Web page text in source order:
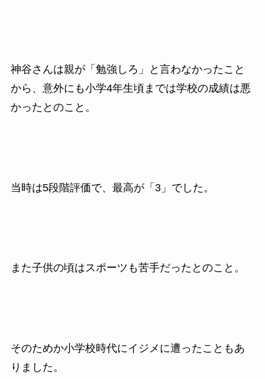
神谷さんは親が「勉強しろ」と言わなかったこと
から、意外にも小学4年生頃までは学校の成績は悪
かったとのこと。
当時は5段階評価で、最高が「3」でした。
また子供の頃はスポーツも苦手だったとのこと。
そのためか小学校時代にイジメに遭ったこともあ
りました。